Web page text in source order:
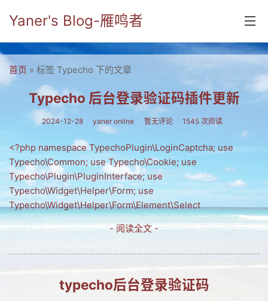
Yaner's Blog-雁鸣者
首页
分类
yaner online
流年
五笔难啊
流行.时代.天下
网络新事物
网友情怀
首页 » 标签 Typecho 下的文章
Typecho 后台登录验证码插件更新
2024-12-28 yaner online 暂无评论 1545 次阅读
<?php namespace TypechoPlugin\LoginCaptcha; use
Typecho\Common; use Typecho\Cookie; use
Typecho\Plugin\PluginInterface; use
Typecho\Widget\Helper\Form; use
Typecho\Widget\Helper\Form\Element\Select
- 阅读全文 -
typecho后台登录验证码